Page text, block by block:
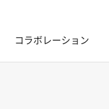
コラボレーション